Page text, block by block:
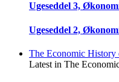
Ugeseddel 3,
Ugeseddel 2,
The Economic History
Latest in The